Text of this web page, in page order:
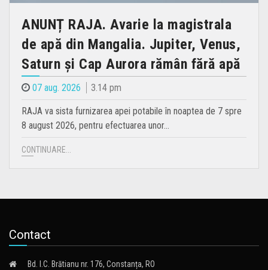
ANUNȚ RAJA. Avarie la magistrala
de apă din Mangalia. Jupiter, Venus,
Saturn și Cap Aurora rămân fără apă
07 aug. 2026 3.14 pm
RAJA va sista furnizarea apei potabile în noaptea de 7 spre
8 august 2026, pentru efectuarea unor…
CONTINUARE...
Contact
Bd. I.C. Brătianu nr. 176, Constanța, RO